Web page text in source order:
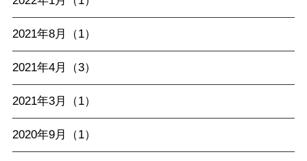
2021年8月（1）
2021年4月（3）
2021年3月（1）
2020年9月（1）